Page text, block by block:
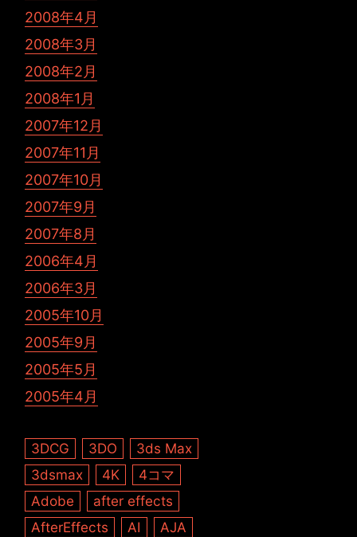
2008年4月
2008年3月
2008年2月
2008年1月
2007年12月
2007年11月
2007年10月
2007年9月
2007年8月
2006年4月
2006年3月
2005年10月
2005年9月
2005年5月
2005年4月
3DCG 3DO
3ds Max
3dsmax
4K
4コマ
Adobe
after effects
AfterEffects
AI
AJA